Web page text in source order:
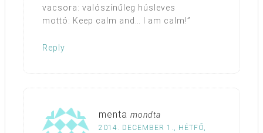
vacsora: valószínűleg húsleves
mottó: Keep calm and… I am calm!”
Reply
menta mondta
2014. DECEMBER 1., HÉTFŐ,